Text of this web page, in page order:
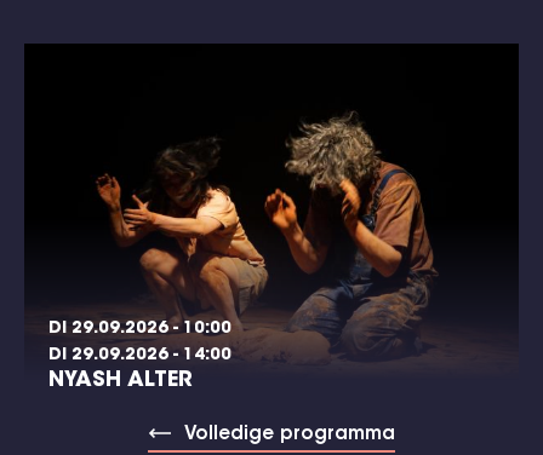
DI 29.09.2026 - 10:00
DI 29.09.2026 - 14:00
NYASH ALTER
Volledige programma